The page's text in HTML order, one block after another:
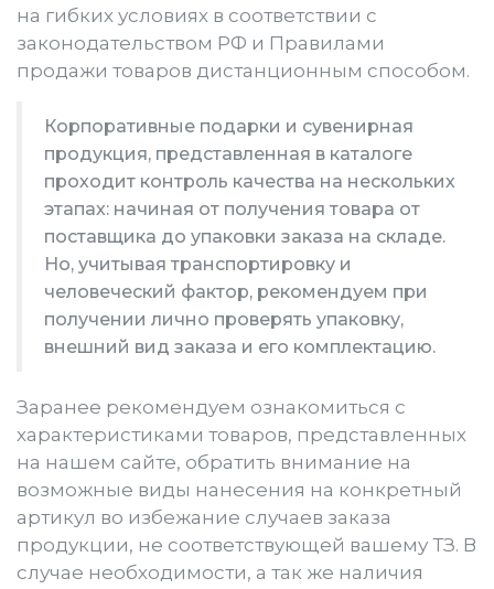
на гибких условиях в соответствии с
законодательством РФ и Правилами
продажи товаров дистанционным способом.
Корпоративные подарки и сувенирная
продукция, представленная в каталоге
проходит контроль качества на нескольких
этапах: начиная от получения товара от
поставщика до упаковки заказа на складе.
Но, учитывая транспортировку и
человеческий фактор, рекомендуем при
получении лично проверять упаковку,
внешний вид заказа и его комплектацию.
Заранее рекомендуем ознакомиться с
характеристиками товаров, представленных
на нашем сайте, обратить внимание на
возможные виды нанесения на конкретный
артикул во избежание случаев заказа
продукции, не соответствующей вашему ТЗ. В
случае необходимости, а так же наличия